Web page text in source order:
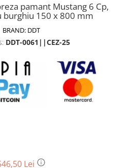
pamant Mustang 6 Cp,
burghiu 150 x 800 mm
BRAND: DDT
DDT-0061||CEZ-25
Lei